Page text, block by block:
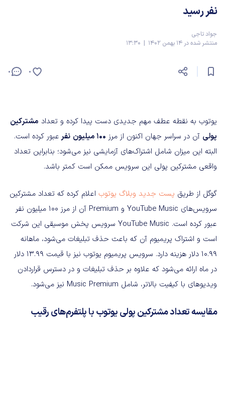
نفر رسید
جواد تاجی
منتشر شده در 14 بهمن 1402 | 13:30
0 0
یوتوب به‌ نقطه عطف مهم جدیدی دست پیدا کرده و تعداد مشترکین
پولی آن در سراسر جهان اکنون از مرز 100 میلیون نفرعبور کرده است.
البته این میزان شامل اشتراک‌های آزمایشی نیز می‌شود؛ بنابراین تعداد
واقعی مشترکین پولی این سرویس ممکن است کمتر باشد.
گوگل از طریق پست جدید وبلاگ یوتوب اعلام کرده که تعداد مشترکین
سرویس‌های YouTube Music و Premium آن از مرز 100 میلیون نفر
عبور کرده است. YouTube Music سرویس پخش موسیقی این شرکت
است و اشتراک پریمیوم آن که باعث حذف تبلیغات می‌شود، ماهانه
10.99 دلار هزینه دارد. سرویس پریمیوم یوتو‌ب نیز با قیمت 13.99 دلار
در ماه ارائه می‌شود که علاوه بر حذف تبلیغات و در دسترس قراردادن
ویدیوهای با کیفیت بالاتر، شامل Music Premium نیز می‌شود.
مقایسه تعداد مشترکین پولی یوتوب با پلتفرم‌های رقیب